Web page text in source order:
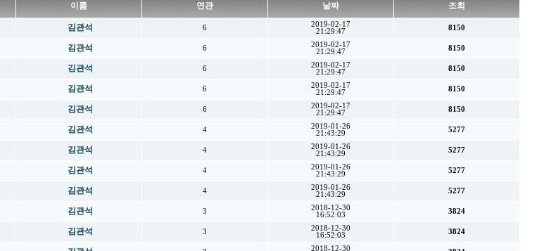
이름 연관 날짜 조회
김관석 6
2019-02-17
21:29:47
8150
김관석 6
2019-02-17
21:29:47
8150
김관석 6
2019-02-17
21:29:47
8150
김관석 6
2019-02-17
21:29:47
8150
김관석 6
2019-02-17
21:29:47
8150
김관석 4
2019-01-26
21:43:29
5277
김관석 4
2019-01-26
21:43:29
5277
김관석 4
2019-01-26
21:43:29
5277
김관석 4
2019-01-26
21:43:29
5277
김관석 3
2018-12-30
16:52:03
3824
김관석 3
2018-12-30
16:52:03
3824
2018-12-30